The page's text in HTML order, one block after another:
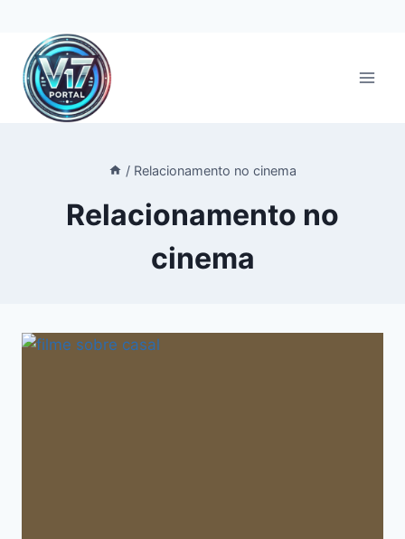
Pular
para
Conteúdo
/ Relacionamento no cinema
Relacionamento no
cinema